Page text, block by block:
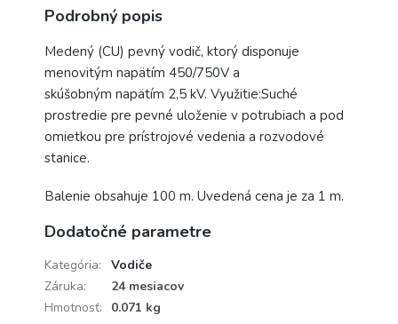
Podrobný popis
Medený (CU) pevný vodič, ktorý disponuje
menovitým napätím 450/750V a
skúšobným napätím 2,5 kV. Využitie:Suché
prostredie pre pevné uloženie v potrubiach a pod
omietkou pre prístrojové vedenia a rozvodové
stanice.
Balenie obsahuje 100 m. Uvedená cena je za 1 m.
Dodatočné parametre
Kategória:
Vodiče
Záruka:
24 mesiacov
Hmotnosť: 0.071 kg